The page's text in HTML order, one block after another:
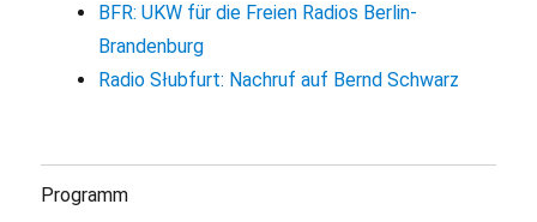
BFR: UKW für die Freien Radios Berlin-
Brandenburg
Radio Słubfurt: Nachruf auf Bernd Schwarz
Programm